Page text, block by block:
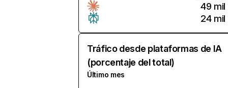
49 mil
24 mil
Tráfico desde plataformas de IA
(porcentaje del total)
Último mes